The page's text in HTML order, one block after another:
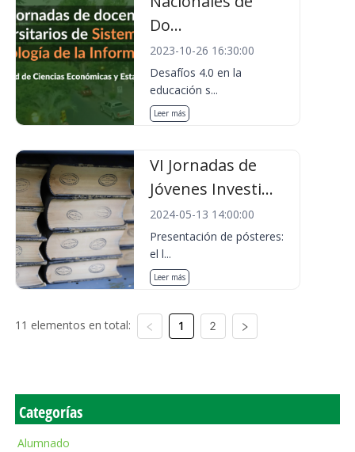
Do...
2023-10-26 16:30:00
Desafíos 4.0 en la
educación s...
Leer más
VI Jornadas de
Jóvenes Investi...
2024-05-13 14:00:00
Presentación de pósteres:
el l...
Leer más
11 elementos en total: 1 2
Categorías
Alumnado